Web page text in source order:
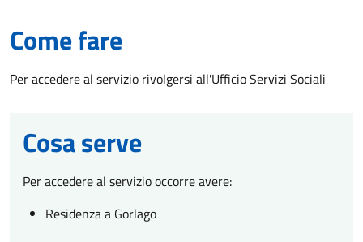
Come fare
Per accedere al servizio rivolgersi all'Ufficio Servizi Sociali
Cosa serve
Per accedere al servizio occorre avere:
Residenza a Gorlago